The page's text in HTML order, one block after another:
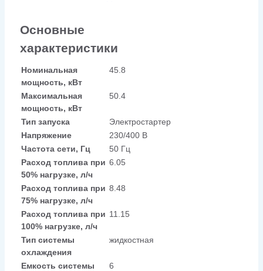
Основные
характеристики
Номинальная
мощность, кВт
45.8
Максимальная
мощность, кВт
50.4
Тип запуска
Электростартер
Напряжение
230/400 В
Частота сети, Гц
50 Гц
Расход топлива при
50% нагрузке, л/ч
6.05
Расход топлива при
75% нагрузке, л/ч
8.48
Расход топлива при
100% нагрузке, л/ч
11.15
Тип системы
охлаждения
жидкостная
Емкость системы
6